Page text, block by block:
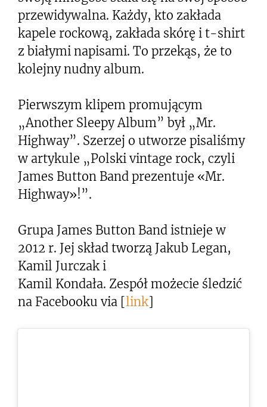
przewidywalna. Każdy, kto zakłada
kapele rockową, zakłada skórę i t-shirt
z białymi napisami. To przekąs, że to
kolejny nudny album.
Pierwszym klipem promującym
„Another Sleepy Album” był „Mr.
Highway”. Szerzej o utworze pisaliśmy
w artykule „Polski vintage rock, czyli
James Button Band prezentuje «Mr.
Highway»!”.
Grupa James Button Band istnieje w
2012 r. Jej skład tworzą Jakub Legan,
Kamil Jurczak i
Kamil Kondała. Zespół możecie śledzić
na Facebooku via [link]